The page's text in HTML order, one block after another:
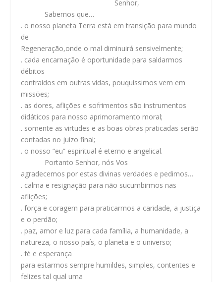
Senhor,
Sabemos que…
. o nosso planeta Terra está em transição para mundo
de
Regeneração,onde o mal diminuirá sensivelmente;
. cada encarnação é oportunidade para saldarmos
débitos
contraídos em outras vidas, pouquíssimos vem em
missões;
. as dores, aflições e sofrimentos são instrumentos
didáticos para nosso aprimoramento moral;
. somente as virtudes e as boas obras praticadas serão
contadas no juízo final;
. o nosso “eu” espiritual é eterno e angelical.
Portanto Senhor, nós Vos
agradecemos por estas divinas verdades e pedimos…
. calma e resignação para não sucumbirmos nas
aflições;
. força e coragem para praticarmos a caridade, a justiça
e o perdão;
. paz, amor e luz para cada família, a humanidade, a
natureza, o nosso país, o planeta e o universo;
.fé e esperança
para estarmos sempre humildes, simples, contentes e
felizes tal qual uma